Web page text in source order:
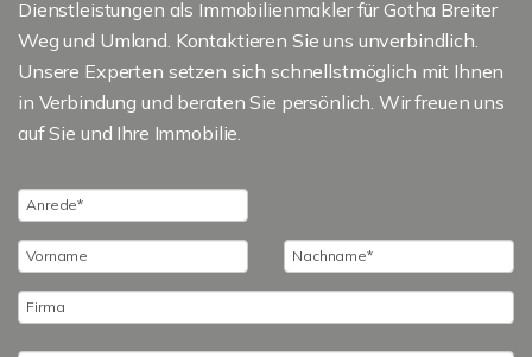
Dienstleistungen als Immobilienmakler für Gotha Breiter
Weg und Umland. Kontaktieren Sie uns unverbindlich.
Unsere Experten setzen sich schnellstmöglich mit Ihnen
in Verbindung und beraten Sie persönlich. Wir freuen uns
auf Sie und Ihre Immobilie.